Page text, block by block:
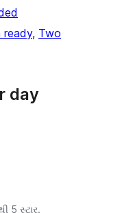
ready, Two
day
5 સ્ટાર.